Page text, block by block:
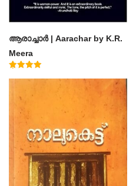
ആരാച്ചാര്‍ | Aarachar by K.R.
Meera